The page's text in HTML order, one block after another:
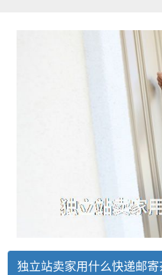
独立站卖家用什么快递邮